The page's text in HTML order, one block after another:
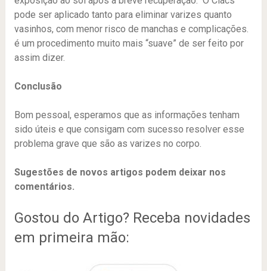
pode ser aplicado tanto para eliminar varizes quanto
vasinhos, com menor risco de manchas e complicações.
é um procedimento muito mais “suave” de ser feito por
assim dizer.
Conclusão
Bom pessoal, esperamos que as informações tenham
sido úteis e que consigam com sucesso resolver esse
problema grave que são as varizes no corpo.
Sugestões de novos artigos podem deixar nos
comentários.
Gostou do Artigo? Receba novidades
em primeira mão: